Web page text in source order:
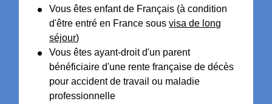
Vous êtes enfant de Français (à condition
d'être entré en France sousvisa de long
séjour)
Vous êtes ayant-droit d'un parent
bénéficiaire d'une rente française de décès
pour accident de travail ou maladie
professionnelle